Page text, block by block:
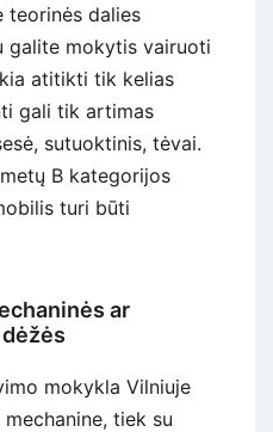
teorinės dalies
galite mokytis vairuoti
atitikti tik kelias
gali tik artimas
sutuoktinis, tėvai.
B kategorijos
turi būti
ar
mokykla Vilniuje
tiek su